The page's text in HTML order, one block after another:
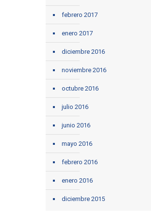
febrero 2017
enero 2017
diciembre 2016
noviembre 2016
octubre 2016
julio 2016
junio 2016
mayo 2016
febrero 2016
enero 2016
diciembre 2015